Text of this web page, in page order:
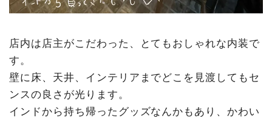
店内は店主がこだわった、とてもおしゃれな内装で
す。
壁に床、天井、インテリアまでどこを見渡してもセ
ンスの良さが光ります。
インドから持ち帰ったグッズなんかもあり、かわい